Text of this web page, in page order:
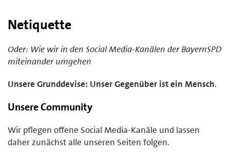
Netiquette
Oder: Wie wir in den Social Media-Kanälen der BayernSPD
miteinander umgehen
Unsere Grunddevise: Unser Gegenüber ist ein Mensch.
Unsere Community
Wir pflegen offene Social Media-Kanäle und lassen
daher zunächst alle unseren Seiten folgen.